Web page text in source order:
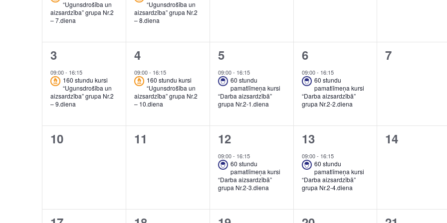
“Ugunsdrošība un
aizsardzība” grupa Nr.2
– 7.diena
“Ugunsdrošība un
aizsardzība” grupa Nr.2
– 8.diena
1
event,
3
09:00- 16:15
160 stundu kursi
“Ugunsdrošība un
aizsardzība” grupa Nr.2
– 9.diena
1
event,
4
09:00- 16:15
160 stundu kursi
“Ugunsdrošība un
aizsardzība” grupa Nr.2
– 10.diena
1
event,
5
09:00- 16:15
60 stundu
pamatlīmeņa kursi
“Darba aizsardzībā”
grupa Nr.2-1.diena
1
event,
6
09:00- 16:15
60 stundu
pamatlīmeņa kursi
“Darba aizsardzībā”
grupa Nr.2-2.diena
0
7
0
10
0
11
1
event,
12
09:00- 16:15
60 stundu
pamatlīmeņa kursi
“Darba aizsardzībā”
grupa Nr.2-3.diena
1
event,
13
09:00- 16:15
60 stundu
pamatlīmeņa kursi
“Darba aizsardzībā”
grupa Nr.2-4.diena
0
14